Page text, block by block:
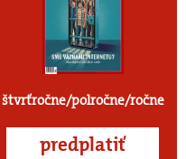
štvrťročne/polročne/ročne
predplatiť